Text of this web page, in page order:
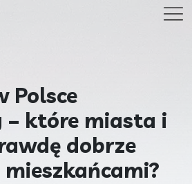
Polsce
– które miasta i
dobrze